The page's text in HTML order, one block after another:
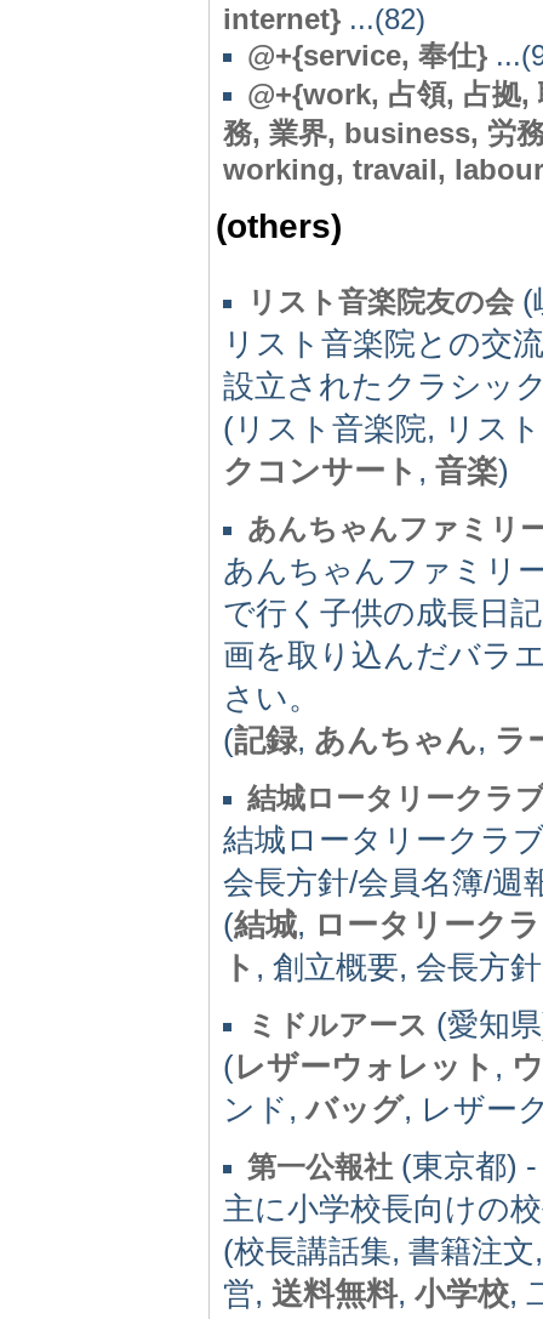
internet} ...(82)
@+{service, 奉仕}
@+{work, 占領, 占拠
務, 業界, business, 労
working, travail,
(others)
リスト音楽院友の会(
リスト音楽院との交
設立されたクラシッ
(リスト音楽院, リス
クコンサート , 音楽)
あんちゃんファミリ
あんちゃんファミリ
で行く子供の成長日
画を取り込んだバラ
さい。
(記録, あんちゃん, ラ
結城ロータリークラ
結城ロータリークラ
会長方針/会員名簿/週
(結城, ロータリーク
ト , 創立概要, 会長方
ミドルアース (愛知
(レザーウォレット ,
ンド,バッグ, レザー
第一公報社 (東京都) -
主に小学校長向けの
(校長講話集, 書籍注
営, 送料無料, 小学校,